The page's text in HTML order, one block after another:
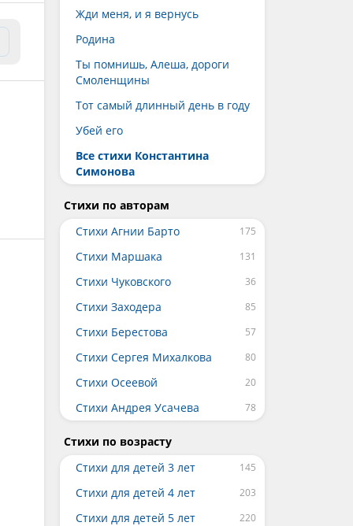
Жди меня, и я вернусь
Родина
Ты помнишь, Алеша, дороги
Смоленщины
Тот самый длинный день в году
Убей его
Все стихи Константина
Симонова
Стихи по авторам
Стихи Агнии Барто
Стихи Маршака
Стихи Чуковского
Стихи Заходера
Стихи Берестова
Стихи Сергея Михалкова
Стихи Осеевой
Стихи Андрея Усачева
Стихи по возрасту
Стихи для детей 3 лет
Стихи для детей 4 лет
Стихи для детей 5 лет